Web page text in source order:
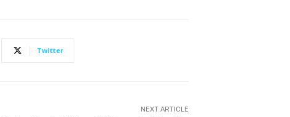
Twitter
NEXT ARTICLE